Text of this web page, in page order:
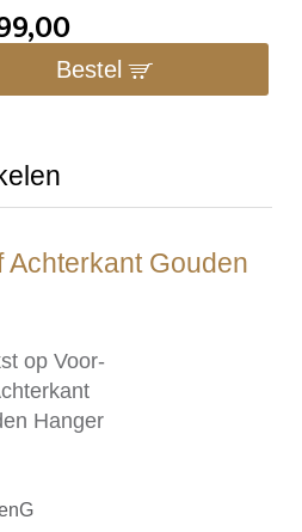
Bestel
Achterkant Gouden